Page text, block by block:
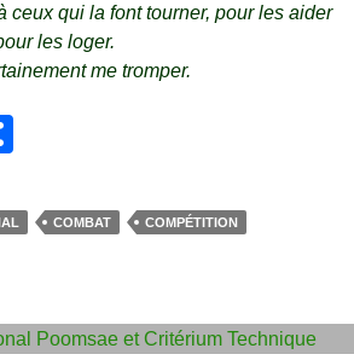
ceux qui la font tourner, pour les aider
les loger.
me tromper.
ta COMBAT
COMPÉTITION